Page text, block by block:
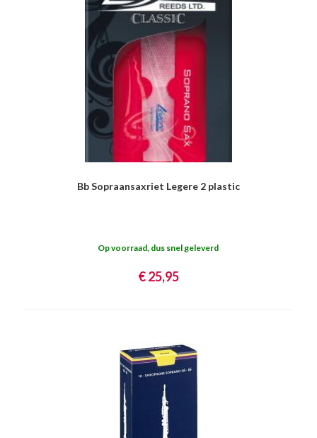
Bb Sopraansaxriet Legere 2 plastic
Op voorraad, dus snel geleverd
€ 25,95